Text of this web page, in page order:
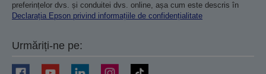
preferințelor dvs. și conduitei dvs. online, așa cum este descris în
Declarația Epson privind informațiile de confidențialitate
Urmăriți-ne pe: